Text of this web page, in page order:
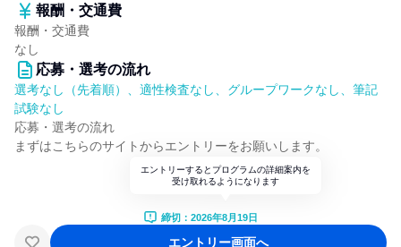
報酬・交通費
報酬・交通費
なし
応募・選考の流れ
選考なし（先着順）、適性検査なし、グループワークなし、筆記
試験なし
応募・選考の流れ
まずはこちらのサイトからエントリーをお願いします。
エントリーするとプログラムの詳細案内を
受け取れるようになります
締切：2026年8月19日
エントリー画面へ